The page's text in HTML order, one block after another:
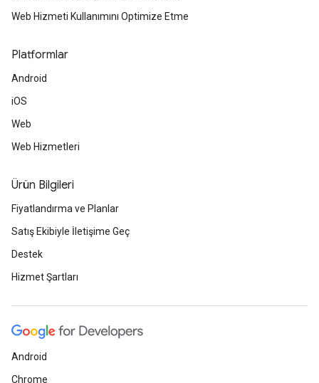
Web Hizmeti Kullanımını Optimize Etme
Platformlar
Android
iOS
Web
Web Hizmetleri
Ürün Bilgileri
Fiyatlandırma ve Planlar
Satış Ekibiyle İletişime Geç
Destek
Hizmet Şartları
Android
Chrome